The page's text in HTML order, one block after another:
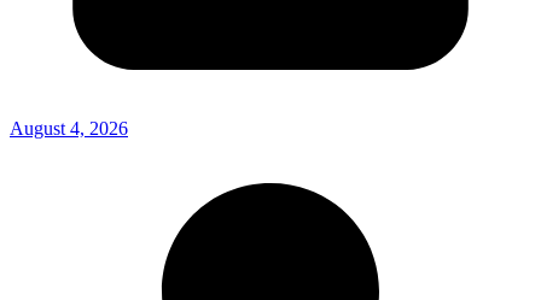
August 4, 2026